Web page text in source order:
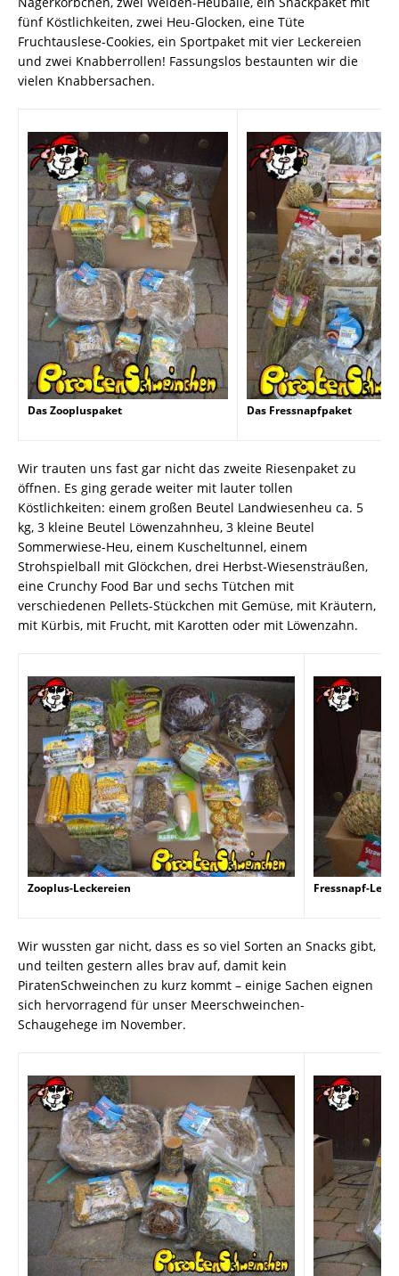
fünf Köstlichkeiten, zwei Heu-Glocken, eine Tüte
Fruchtauslese-Cookies, ein Sportpaket mit vier Leckereien
und zwei Knabberrollen! Fassungslos bestaunten wir die
vielen Knabbersachen.
Das Zoopluspaket Das Fressnapfpaket
Wir trauten uns fast gar nicht das zweite Riesenpaket zu
öffnen. Es ging gerade weiter mit lauter tollen
Köstlichkeiten: einem großen Beutel Landwiesenheu ca. 5
kg, 3 kleine Beutel Löwenzahnheu, 3 kleine Beutel
Sommerwiese-Heu, einem Kuscheltunnel, einem
Strohspielball mit Glöckchen, drei Herbst-Wiesensträußen,
eine Crunchy Food Bar und sechs Tütchen mit
verschiedenen Pellets-Stückchen mit Gemüse, mit Kräutern,
mit Kürbis, mit Frucht, mit Karotten oder mit Löwenzahn.
Zooplus-Leckereien Fressnapf-
Wir wussten gar nicht, dass es so viel Sorten an Snacks gibt,
und teilten gestern alles brav auf, damit kein
PiratenSchweinchen zu kurz kommt – einige Sachen eignen
sich hervorragend für unser Meerschweinchen-
Schaugehege im November.